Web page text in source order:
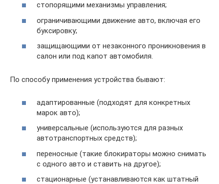
стопорящими механизмы управления;
ограничивающими движение авто, включая его
буксировку;
защищающими от незаконного проникновения в
салон или под капот автомобиля.
По способу применения устройства бывают:
адаптированные (подходят для конкретных
марок авто);
универсальные (используются для разных
автотранспортных средств);
переносные (такие блокираторы можно снимать
с одного авто и ставить на другое);
стационарные (устанавливаются как штатный